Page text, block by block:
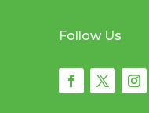
Follow Us